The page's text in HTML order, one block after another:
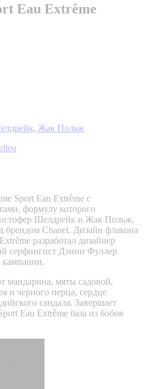
Eau Extrême
Жак Польж
Sport Eau Extrême с
формулу которого
Шелдрейк и Жак Польж,
брендом Chanel. Дизайн флакона
разработал дизайнер
серфингист Дэнни Фуллер
кампании.
мандарина, мяты садовой,
и черного перца, сердце
сандала. Завершает
Eau Extrême база из бобов